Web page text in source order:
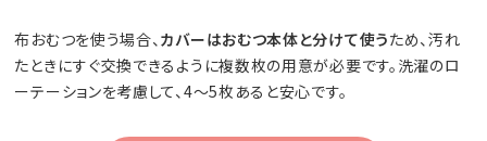
布おむつを使う場合、 カバーはおむつ本体と分けて使うため、汚れ
たときにすぐ交換できるように複数枚の用意が必要です。洗濯のロ
ーテーションを考慮して、4～5枚あると安心です。